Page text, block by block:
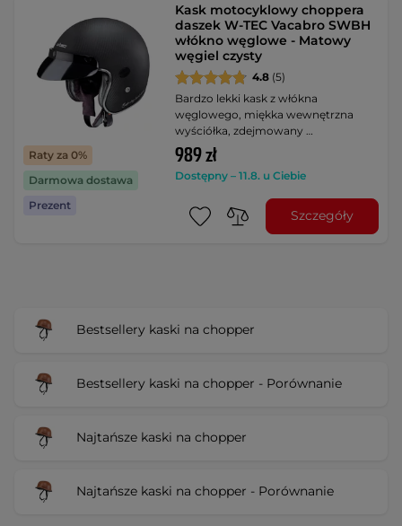
Raty za 0%
Darmowa dostawa
Prezent
Kask motocyklowy choppera
daszek W-TEC Vacabro SWBH
włókno węglowe - Matowy
węgiel czysty
4.8 (5)
Bardzo lekki kask z włókna
węglowego, miękka wewnętrzna
wyściółka, zdejmowany …
989 zł
Dostępny – 11.8. u Ciebie
Szczegóły
Bestsellery kaski na chopper
Bestsellery kaski na chopper - Porównanie
Najtańsze kaski na chopper
Najtańsze kaski na chopper - Porównanie